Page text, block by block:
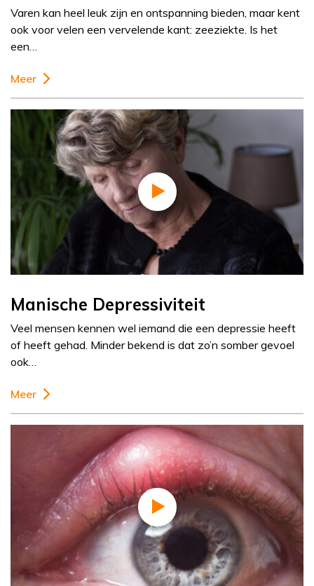
Varen kan heel leuk zijn en ontspanning bieden, maar kent
ook voor velen een vervelende kant: zeeziekte. Is het
een…
Meer
Manische Depressiviteit
Veel mensen kennen wel iemand die een depressie heeft
of heeft gehad. Minder bekend is dat zo’n somber gevoel
ook…
Meer